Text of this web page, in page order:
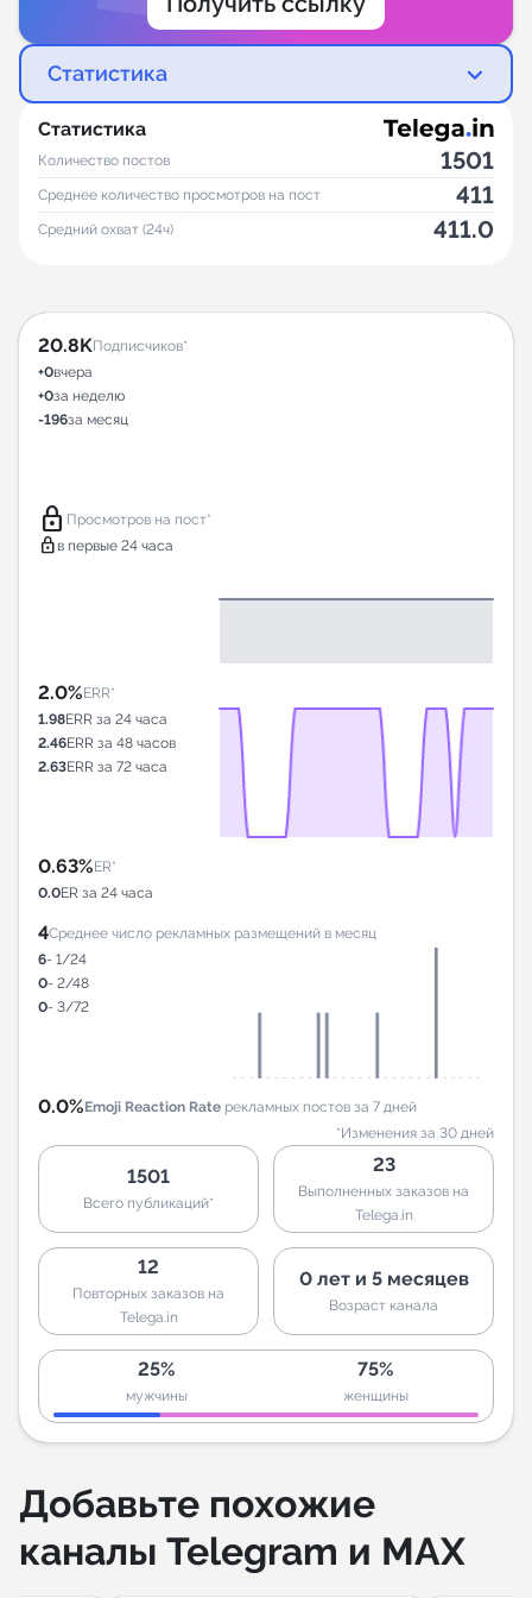
Статистика
Статистика
Количество постов 1501
Среднее количество просмотров на пост 411
Средний охват (24ч) 411.0
20.8KПодписчиков*
+0вчера
+0за неделю
-196за месяц
lock Просмотров на пост*
lock в первые 24 часа
2.0%ERR*
1.98ERR за 24 часа
2.46ERR за 48 часов
2.63ERR за 72 часа
0.63%ER*
0.0ER за 24 часа
4Среднее число рекламных размещений в месяц
6- 1/24
0- 2/48
0- 3/72
0.0%Emoji Reaction Rate рекламных постов за 7 дней
*Изменения за 30 дней
1501
Всего публикаций*
23
Выполненных заказов на
Telega.in
12
Повторных заказов на
Telega.in
0 лет и 5 месяцев
Возраст канала
25%
мужчины
75%
женщины
Добавьте похожие
каналы Telegram и MAX